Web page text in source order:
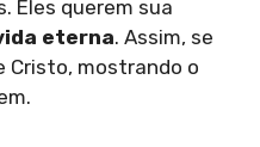
Eles querem sua
eterna. Assim, se
Cristo, mostrando o